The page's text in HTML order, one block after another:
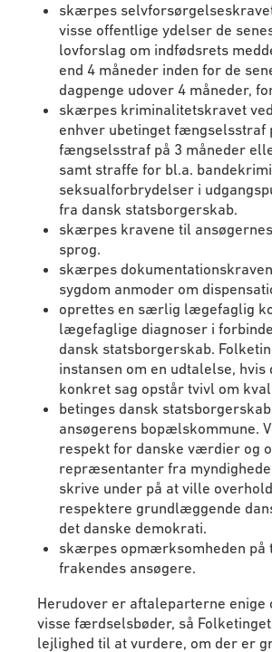
skærpes
visse offentlige ydelser de
lovforslag om indfødsrets
end 4 måneder inden for de
dagpenge udover 4 måneder,
skærpes kriminalitetskravet
enhver ubetinget fængselsstraf
fængselsstraf på 3 måneder
samt straffe for bl.a.
seksualforbrydelser i
fra dansk statsborgerskab.
skærpes kravene til
sprog.
skærpes
sygdom anmoder om
oprettes en særlig lægefaglig
lægefaglige diagnoser i
dansk statsborgerskab.
instansen om en udtalelse,
konkret sag opstår tvivl om
betinges dansk
ansøgerens bopælskommune.
respekt for danske værdier og
repræsentanter fra
skrive under på at ville
respektere grundlæggende
det danske demokrati.
skærpes opmærksomheden på
frakendes ansøgere.
Herudover er aftaleparterne
visse færdselsbøder, så
lejlighed til at vurdere, om der er